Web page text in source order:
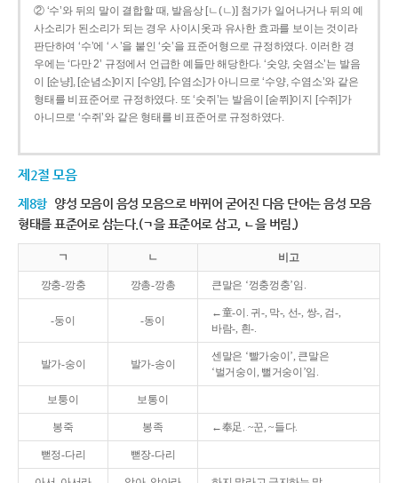
② ‘수’와 뒤의 말이 결합할 때, 발음상 [ㄴ(ㄴ)] 첨가가 일어나거나 뒤의 예
사소리가 된소리가 되는 경우 사이시옷과 유사한 효과를 보이는 것이라
판단하여 ‘수’에 ‘ㅅ’을 붙인 ‘숫’을 표준어형으로 규정하였다. 이러한 경
우에는 ‘다만 2’ 규정에서 언급한 예들만 해당한다. ‘숫양, 숫염소’는 발음
이 [순냥], [순념소]이지 [수양], [수염소]가 아니므로 ‘수양, 수염소’와 같은
형태를 비표준어로 규정하였다. 또 ‘숫쥐’는 발음이 [숟쮜]이지 [수쥐]가
아니므로 ‘수쥐’와 같은 형태를 비표준어로 규정하였다.
제2절 모음
제8항 양성 모음이 음성 모음으로 바뀌어 굳어진 다음 단어는 음성 모음
형태를 표준어로 삼는다.(ㄱ을 표준어로 삼고, ㄴ을 버림.)
ㄱ ㄴ 비고
깡충-깡충 깡총-깡총 큰말은 ‘껑충껑충’임.
-둥이 -동이
←童-이. 귀-, 막-, 선-, 쌍-, 검-,
바람-, 흰-.
발가-숭이 발가-송이
센말은 ‘빨가숭이’, 큰말은
‘벌거숭이, 뻘거숭이’임.
보퉁이 보통이
봉죽 봉족 ←奉足. ~꾼, ~들다.
뻗정-다리 뻗장-다리